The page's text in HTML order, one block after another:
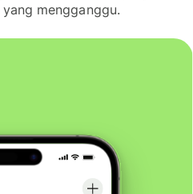
mengganggu.